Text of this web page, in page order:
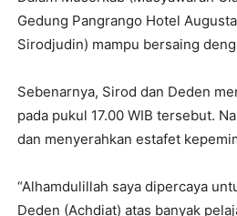
Gedung Pangrango Hotel
Sirodjudin) mampu bersaing
Sebenarnya, Sirod dan Deden
pada pukul 17.00 WIB tersebut.
dan menyerahkan estafet
“Alhamdulillah saya dipercaya
Deden (Achdiat) atas banyak